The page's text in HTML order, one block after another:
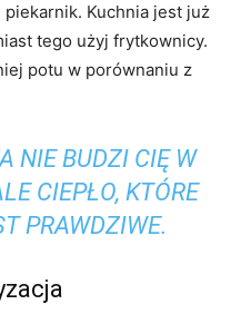
Kuchnia jest już
tego użyj frytkownicy.
potu w porównaniu z
NIE BUDZI CIĘ W
CIEPŁO, KTÓRE
PRAWDZIWE.